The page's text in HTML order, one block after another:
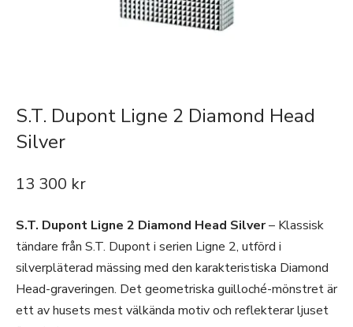
S.T. Dupont Ligne 2 Diamond Head
Silver
13 300 kr
S.T. Dupont Ligne 2 Diamond Head Silver– Klassisk
tändare från S.T. Dupont i serien Ligne 2, utförd i
silverpläterad mässing med den karakteristiska Diamond
Head-graveringen. Det geometriska guilloché-mönstret är
ett av husets mest välkända motiv och reflekterar ljuset